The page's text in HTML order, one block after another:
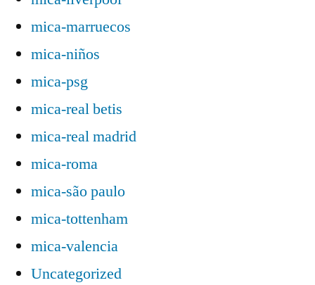
mica-marruecos
mica-niños
mica-psg
mica-real betis
mica-real madrid
mica-roma
mica-são paulo
mica-tottenham
mica-valencia
Uncategorized